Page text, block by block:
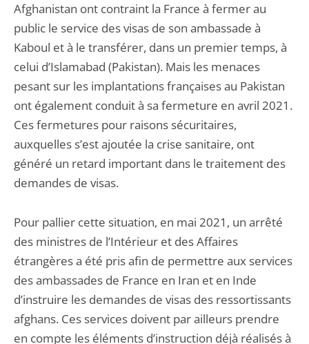
Afghanistan ont contraint la France à fermer au
public le service des visas de son ambassade à
Kaboul et à le transférer, dans un premier temps, à
celui d’Islamabad (Pakistan). Mais les menaces
pesant sur les implantations françaises au Pakistan
ont également conduit à sa fermeture en avril 2021.
Ces fermetures pour raisons sécuritaires,
auxquelles s’est ajoutée la crise sanitaire, ont
généré un retard important dans le traitement des
demandes de visas.
Pour pallier cette situation, en mai 2021, un arrêté
des ministres de l’Intérieur et des Affaires
étrangères a été pris afin de permettre aux services
des ambassades de France en Iran et en Inde
d’instruire les demandes de visas des ressortissants
afghans. Ces services doivent par ailleurs prendre
en compte les éléments d’instruction déjà réalisés à